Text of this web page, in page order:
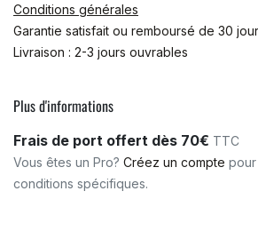
Conditions générales
Garantie satisfait ou remboursé de 30
Livraison : 2-3 jours ouvrables
Plus d'informations
Frais de port offert dès 70€ TTC
Vous êtes un Pro? Créez un compte
conditions spécifiques.